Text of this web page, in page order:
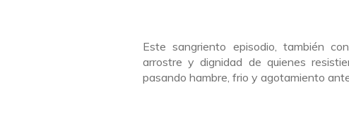
Este sangriento episodio, también
arrostre y dignidad de quienes
pasando hambre, frio y agotamiento